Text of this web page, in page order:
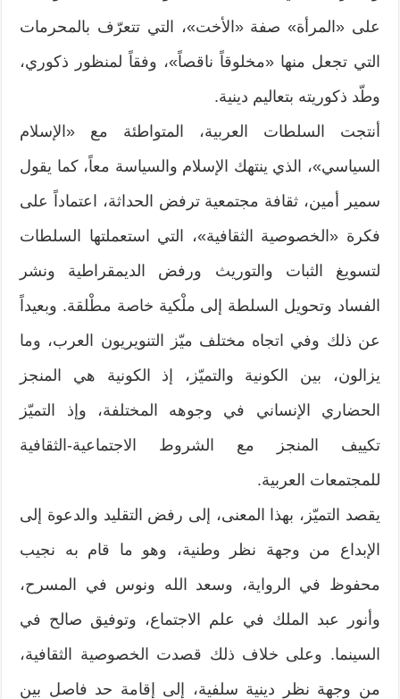
على «المرأة» صفة «الأخت»، التي تتعرّف بالمحرمات
التي تجعل منها «مخلوقاً ناقصاً»، وفقاً لمنظور ذكوري،
وطّد ذكوريته بتعاليم دينية.
أنتجت السلطات العربية، المتواطئة مع «الإسلام
السياسي»، الذي ينتهك الإسلام والسياسة معاً، كما يقول
سمير أمين، ثقافة مجتمعية ترفض الحداثة، اعتماداً على
فكرة «الخصوصية الثقافية»، التي استعملتها السلطات
لتسويغ الثبات والتوريث ورفض الديمقراطية ونشر
الفساد وتحويل السلطة إلى ملْكية خاصة مطْلقة. وبعيداً
عن ذلك وفي اتجاه مختلف ميّز التنويريون العرب، وما
يزالون، بين الكونية والتميّز، إذ الكونية هي المنجز
الحضاري الإنساني في وجوهه المختلفة، وإذ التميّز
تكييف المنجز مع الشروط الاجتماعية-الثقافية
للمجتمعات العربية.
يقصد التميّز، بهذا المعنى، إلى رفض التقليد والدعوة إلى
الإبداع من وجهة نظر وطنية، وهو ما قام به نجيب
محفوظ في الرواية، وسعد الله ونوس في المسرح،
وأنور عبد الملك في علم الاجتماع، وتوفيق صالح في
السينما. وعلى خلاف ذلك قصدت الخصوصية الثقافية،
من وجهة نظر دينية سلفية، إلى إقامة حد فاصل بين